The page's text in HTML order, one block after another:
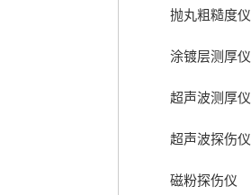
抛丸粗糙度仪
涂镀层测厚仪
超声波测厚仪
超声波探伤仪
磁粉探伤仪